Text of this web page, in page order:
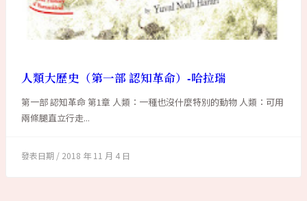
人類大歷史（第一部 認知革命）-哈拉瑞
第一部 認知革命 第1章 人類：一種也沒什麼特別的動物 人類：可用
兩條腿直立行走...
2018 年 11 月 4 日